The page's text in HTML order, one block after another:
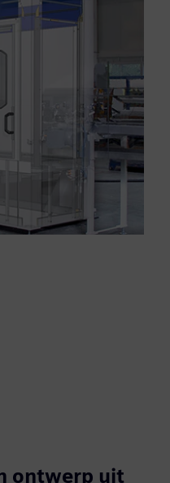
ontwerp uit